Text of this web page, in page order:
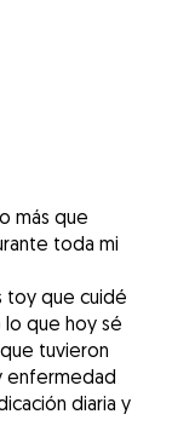
más que
toda mi
toy que cuidé
lo que hoy sé
tuvieron
enfermedad
diaria y